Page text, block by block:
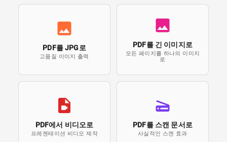
PDF를 JPG로
고품질 이미지 출력
PDF를 긴 이미지로
모든 페이지를 하나의 이미지
로
PDF에서 비디오로
프레젠테이션 비디오 제작
PDF를 스캔 문서로
사실적인 스캔 효과